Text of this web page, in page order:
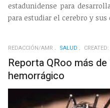
estadunidense para
para estudiar el cerebro y sus
REDACCIÓN/AMR SALUD
Reporta QRoo más
hemorrágico